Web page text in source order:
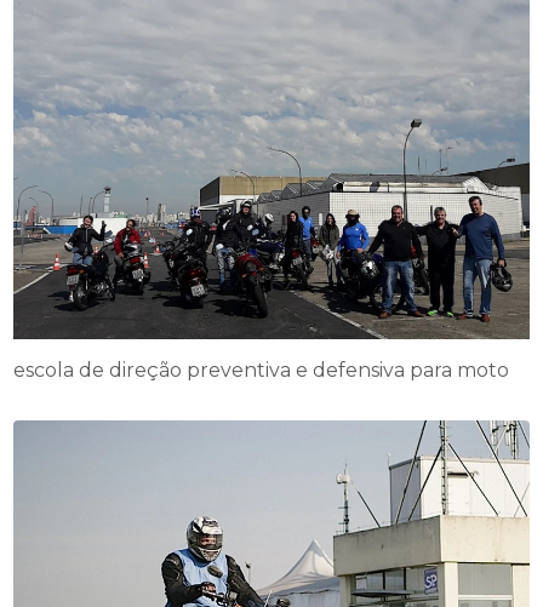
escola de direção preventiva e defensiva para moto